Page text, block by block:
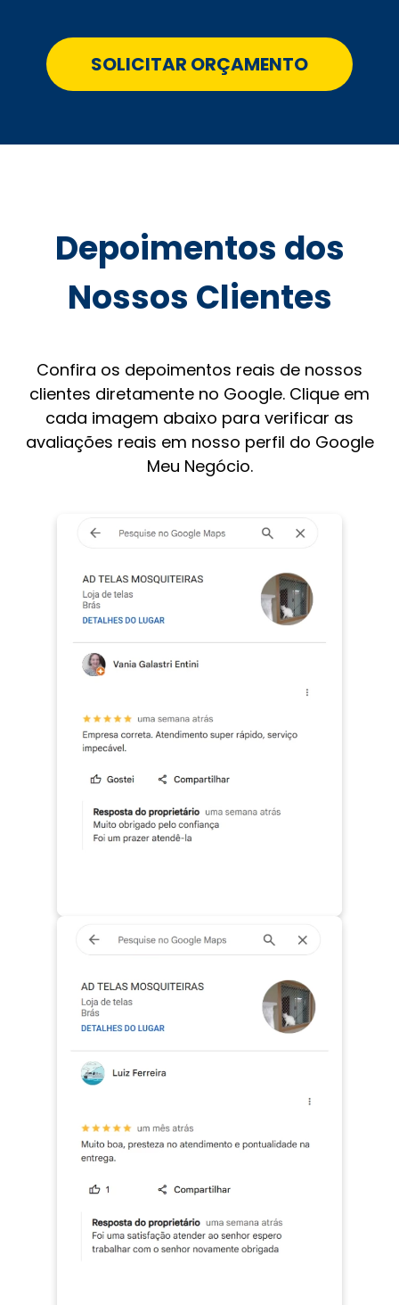
SOLICITAR ORÇAMENTO
Depoimentos dos
Nossos Clientes
Confira os depoimentos reais de nossos
clientes diretamente no Google. Clique em
cada imagem abaixo para verificar as
avaliações reais em nosso perfil do Google
Meu Negócio.